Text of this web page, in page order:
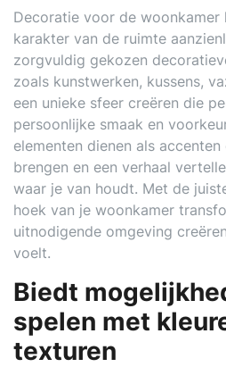
Decoratie voor de woonkamer
karakter van de ruimte
zorgvuldig gekozen
zoals kunstwerken, kussens,
een unieke sfeer creëren die
persoonlijke smaak en
elementen dienen als
brengen en een verhaal
waar je van houdt. Met de
hoek van je woonkamer
uitnodigende omgeving
voelt.
Biedt
spelen met
texturen